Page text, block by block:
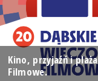
Kino, przyjaźń i
Filmowe.